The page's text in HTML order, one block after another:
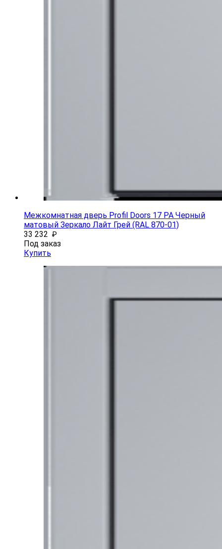
Межкомнатная дверь Profil Doors 17 PA Черный
матовый Зеркало Лайт Грей (RAL 870-01)
33 232 ₽
Под заказ
Купить